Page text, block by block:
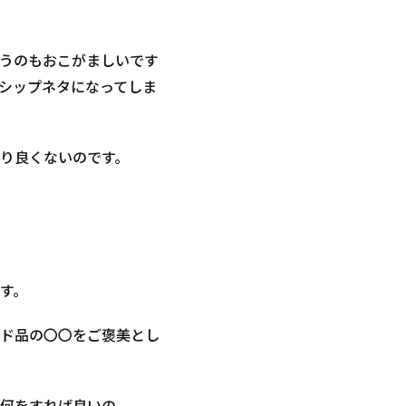
のもおこがましいです
ップネタになってしま
良くないのです。
。
品の〇〇をご褒美とし